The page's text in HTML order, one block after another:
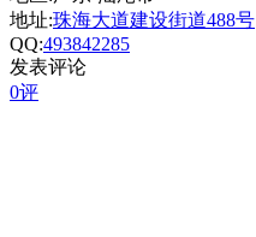
地址:珠海大道建设街道488号
QQ:493842285
发表评论
0评